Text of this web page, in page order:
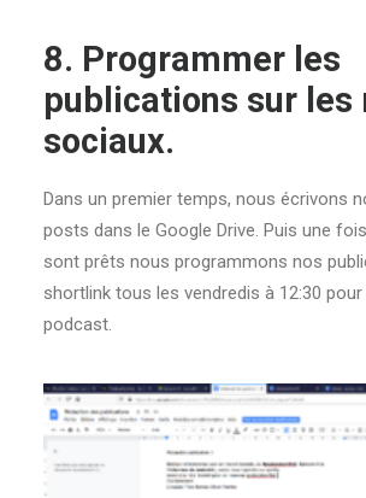
8. Programmer les
publications sur les
sociaux.
Dans un premier temps, nous écrivons
posts dans le Google Drive. Puis une
sont prêts nous programmons nos
shortlink tous les vendredis à 12:30
podcast.